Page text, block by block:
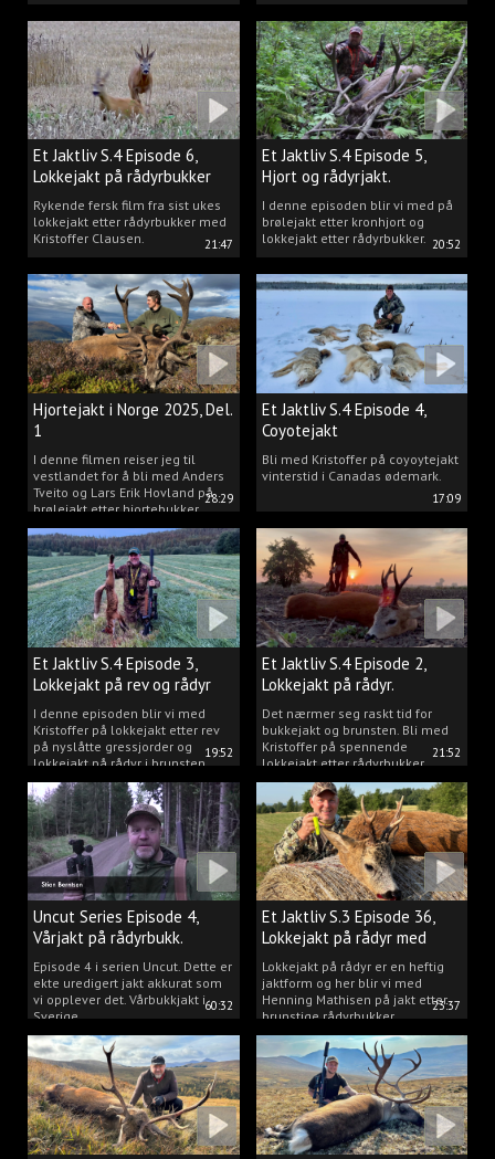
21:47
Et Jaktliv S.4 Episode 6,
Lokkejakt på rådyrbukker
2025 Del.1
Rykende fersk film fra sist ukes
lokkejakt etter rådyrbukker med
Kristoffer Clausen.
20:52
Et Jaktliv S.4 Episode 5,
Hjort og rådyrjakt.
I denne episoden blir vi med på
brølejakt etter kronhjort og
lokkejakt etter rådyrbukker.
28:29
Hjortejakt i Norge 2025, Del.
1
I denne filmen reiser jeg til
vestlandet for å bli med Anders
Tveito og Lars Erik Hovland på
brølejakt etter hjortebukker.
17:09
Et Jaktliv S.4 Episode 4,
Coyotejakt
Bli med Kristoffer på coyoytejakt
vinterstid i Canadas ødemark.
19:52
Et Jaktliv S.4 Episode 3,
Lokkejakt på rev og rådyr
2025.
I denne episoden blir vi med
Kristoffer på lokkejakt etter rev
på nyslåtte gressjorder og
lokkejakt på rådyr i brunsten.
21:52
Et Jaktliv S.4 Episode 2,
Lokkejakt på rådyr.
Det nærmer seg raskt tid for
bukkejakt og brunsten. Bli med
Kristoffer på spennende
lokkejakt etter rådyrbukker.
60:32
Uncut Series Episode 4,
Vårjakt på rådyrbukk.
Episode 4 i serien Uncut. Dette er
ekte uredigert jakt akkurat som
vi opplever det. Vårbukkjakt i
Sverige.
23:37
Et Jaktliv S.3 Episode 36,
Lokkejakt på rådyr med
Henning Mathisen
Lokkejakt på rådyr er en heftig
jaktform og her blir vi med
Henning Mathisen på jakt etter
brunstige rådyrbukker.